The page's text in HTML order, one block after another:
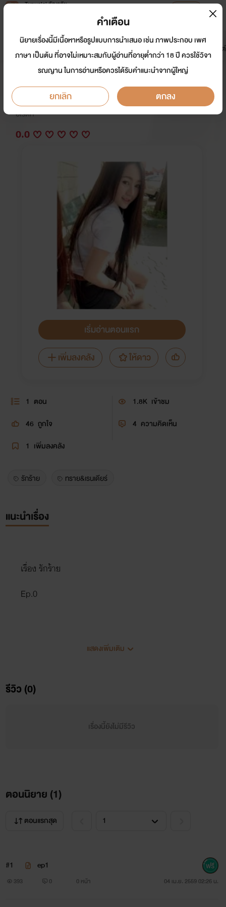
Tunwalai ธัญวลัย
หน้าแรก นิยาย อีบุ๊ก การ์ตูน
มาใหม่
ดรีมแชท ธัญลิสต์
รักร้าย
นักเขียน: มงกุฎ
อีโรติก
0.0
เริ่มอ่านตอนแรก
เพิ่มลงคลัง
ให้ดาว
1 ตอน 1.8K เข้าชม
46 ถูกใจ 4 ความคิดเห็น
1 เพิ่มลงคลัง
รักร้าย ทราย&เรนเดียร์
แนะนำเรื่อง
เรื่อง รักร้าย
Ep.0
เรนเดียร์"หวังสูงไปหรือเปล่าครับน้อง ดูสารรูปตัวเองหรือ
ร่าโดยไม่สนความรู้สึกของคนตัวเล็กที่ยืนฟังอยู่เลย น้ำตาใหลออ
กมาอย่างห้ามไม่อยู่
ยังไม่พอร่างสูงยังชูกล่องช็อกโกแลตของคนตัวเล็กขึ้นมา พร้อม
กับเปิดฝากล้องออกแล้วเทมันลงพื้นอย่างไม่สนใจ มิหนำซ้ำยัง
แสดงเพิ่มเติม
รีวิว (0)
เรื่องนี้ยังไม่มีรีวิว
ตอนนิยาย (1)
ตอนแรกสุด
#1 ep1
393 0 0 หน้า 04 เม.ย. 2559 02:26 น.
คำเตือน
นิยายเรื่องนี้มีเนื้อหาหรือรูปแบบการนำเสนอ เช่น ภาพประกอบ เพศ
ภาษา เป็นต้น ที่อาจไม่เหมาะสมกับผู้อ่านที่อายุต่ำกว่า 18 ปี ควรใช้วิจา
รณญาน ในการอ่านหรือควรได้รับคำแนะนำจากผู้ใหญ่
ยกเลิก ตกลง